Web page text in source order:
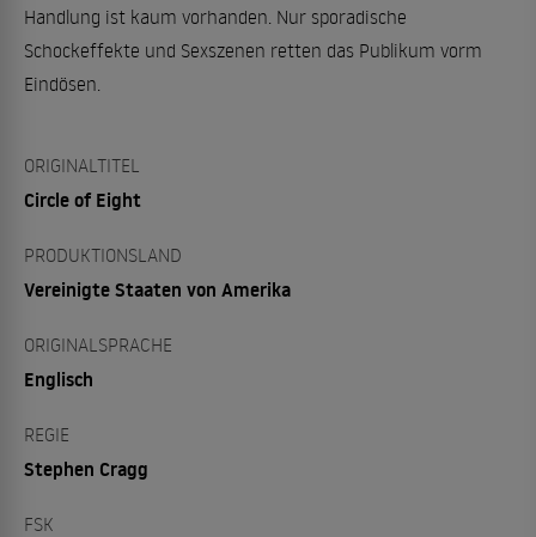
Handlung ist kaum vorhanden. Nur sporadische
Schockeffekte und Sexszenen retten das Publikum vorm
Eindösen.
ORIGINALTITEL
Circle of Eight
PRODUKTIONSLAND
Vereinigte Staaten von Amerika
ORIGINALSPRACHE
Englisch
REGIE
Stephen Cragg
FSK